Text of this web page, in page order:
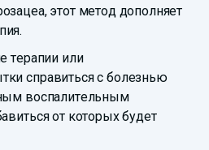
этот метод дополняет
терапии или
справиться с болезнью
воспалительным
от которых будет